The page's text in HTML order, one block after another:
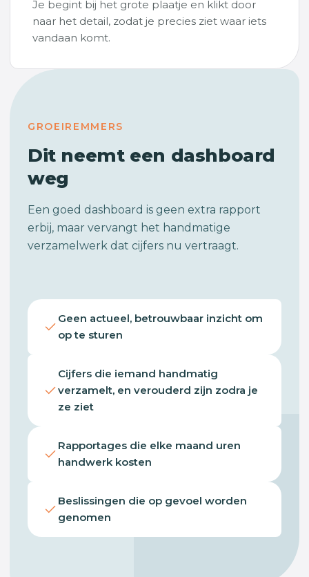
Je begint bij het grote plaatje en klikt door
naar het detail, zodat je precies ziet waar iets
vandaan komt.
GROEIREMMERS
Dit neemt een dashboard
weg
Een goed dashboard is geen extra rapport
erbij, maar vervangt het handmatige
verzamelwerk dat cijfers nu vertraagt.
Geen actueel, betrouwbaar inzicht om
op te sturen
Cijfers die iemand handmatig
verzamelt, en verouderd zijn zodra je
ze ziet
Rapportages die elke maand uren
handwerk kosten
Beslissingen die op gevoel worden
genomen